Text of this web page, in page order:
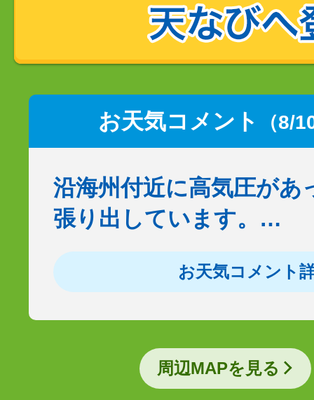
お天気コメント （8/
沿海州付近に高気圧があ
張り出しています。…
お天気コメント
周辺MAPを見る